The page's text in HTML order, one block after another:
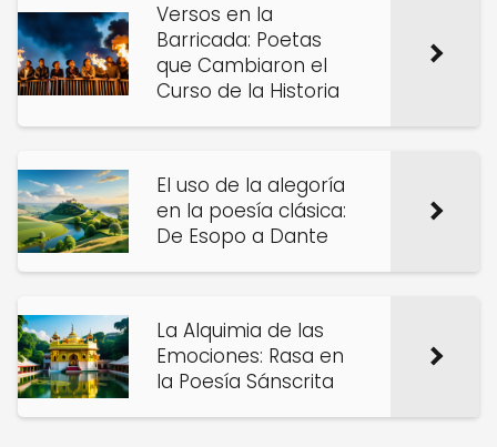
Versos en la
Barricada: Poetas
que Cambiaron el
Curso de la Historia
El uso de la alegoría
en la poesía clásica:
De Esopo a Dante
La Alquimia de las
Emociones: Rasa en
la Poesía Sánscrita